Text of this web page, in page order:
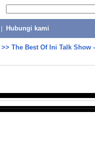
Hubungi kami
>> The Best Of Ini Talk Show